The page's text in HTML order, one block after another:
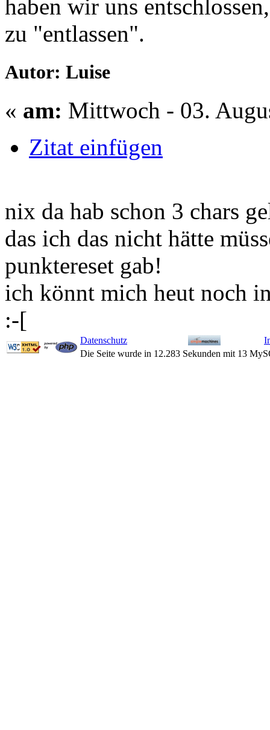
haben wir uns
zu "entlassen".
Autor: Luise
« am: Mittwoch - 03.
Zitat einfügen
nix da hab schon 3 chars
das ich das nicht hätte
punktereset gab!
ich könnt mich heut noch
:-[
Datenschutz
Die Seite wurde in 12.283 Sekunden mit 13